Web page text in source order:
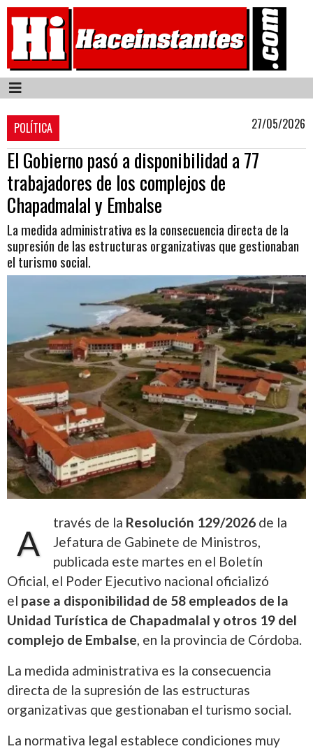
POLÍTICA 27/05/2026
El Gobierno pasó a disponibilidad a 77
trabajadores de los complejos de
Chapadmalal y Embalse
La medida administrativa es la consecuencia directa de la
supresión de las estructuras organizativas que gestionaban
el turismo social.
A
través de la Resolución 129/2026 de la
Jefatura de Gabinete de Ministros,
publicada este martes en el Boletín
Oficial, el Poder Ejecutivo nacional oficializó
el pase a disponibilidad de 58 empleados de la
Unidad Turística de Chapadmalal y otros 19 del
complejo de Embalse, en la provincia de Córdoba.
La medida administrativa es la consecuencia
directa de la supresión de las estructuras
organizativas que gestionaban el turismo social.
La normativa legal establece condiciones muy